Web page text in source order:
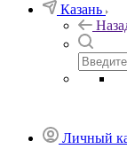
Казань
Личный